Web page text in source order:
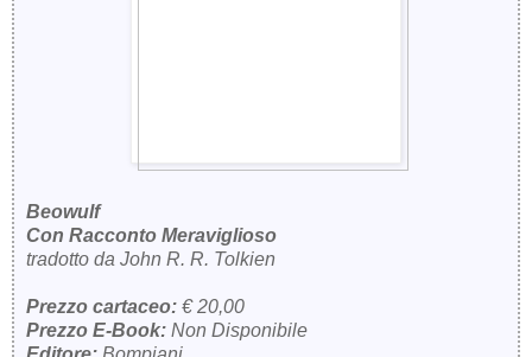
Beowulf
Con Racconto Meraviglioso
tradotto da John R. R. Tolkien
Prezzo cartaceo: € 20,00
Prezzo E-Book: Non Disponibile